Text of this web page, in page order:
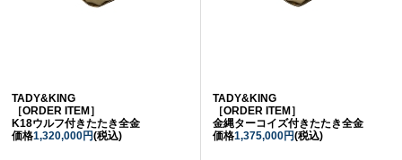
TADY&KING
［ORDER ITEM］
K18ウルフ付きたたき全金
価格1,320,000円(税込)
TADY&KING
［ORDER ITEM］
金縄ターコイズ付きたたき全金
価格1,375,000円(税込)